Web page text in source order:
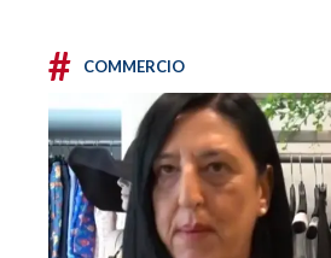
# COMMERCIO